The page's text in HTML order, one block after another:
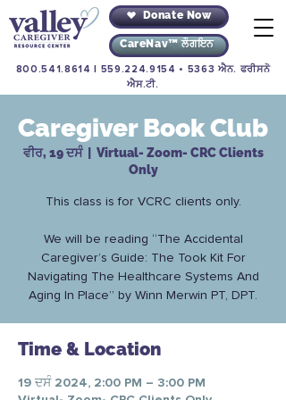
Donate Now
CareNav™ ਲੌਗਇਨ
800.541.8614 559.224.9154 • 5363 ਐਨ. ਫਰੀਸਨੋ
ਐਸ.ਟੀ.
Caregiver Book Club
ਵੀਰ, 19 ਦਸੰ
  |
Virtual- Zoom- CRC Clients
Only
This class is for VCRC clients only.
We will be reading “The Accidental
Caregiver’s Guide: The Took Kit For
Navigating The Healthcare Systems And
Aging In Place” by Winn Merwin PT, DPT.
Time & Location
19 ਦਸੰ 2024, 2:00 PM – 3:00 PM